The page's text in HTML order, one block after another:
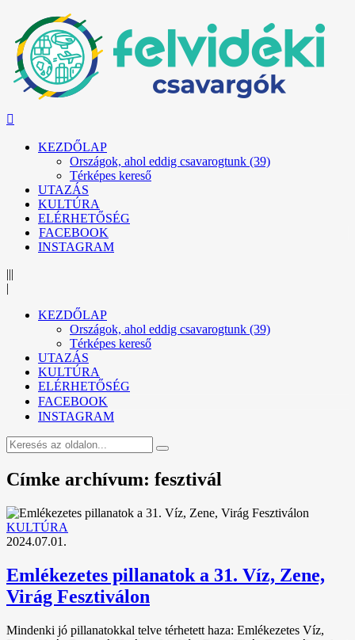
KEZDŐLAP
Országok, ahol eddig csavarogtunk (39)
Térképes kereső
UTAZÁS
KULTÚRA
ELÉRHETŐSÉG
FACEBOOK
INSTAGRAM
|||
|
KEZDŐLAP
Országok, ahol eddig csavarogtunk (39)
Térképes kereső
UTAZÁS
KULTÚRA
ELÉRHETŐSÉG
FACEBOOK
INSTAGRAM
Címke archívum: fesztivál
KULTÚRA
2024.07.01.
Emlékezetes pillanatok a 31. Víz, Zene,
Virág Fesztiválon
Mindenki jó pillanatokkal telve térhetett haza: Emlékezetes Víz,